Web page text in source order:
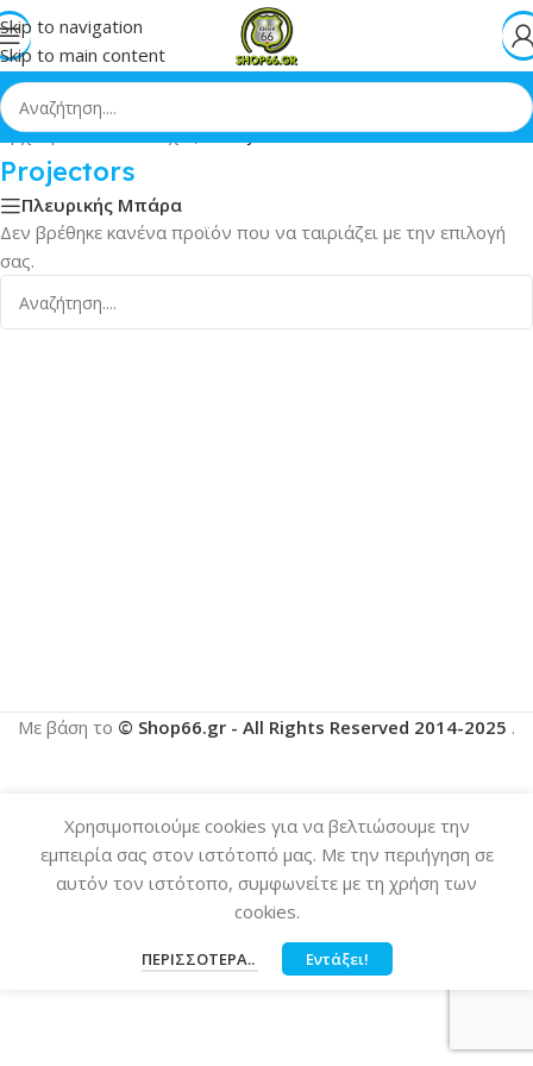
Skip to navigation
Skip to main content
Αρχική»Εικόνα & Ήχος»Projectors
Projectors
Πλευρικής Μπάρα
Δεν βρέθηκε κανένα προϊόν που να ταιριάζει με την επιλογή
σας.
Με βάση το © Shop66.gr - All Rights Reserved 2014-2025 .
Χρησιμοποιούμε cookies για να βελτιώσουμε την
εμπειρία σας στον ιστότοπό μας. Με την περιήγηση σε
αυτόν τον ιστότοπο, συμφωνείτε με τη χρήση των
cookies.
ΠΕΡΙΣΣΌΤΕΡΑ.. Εντάξει!